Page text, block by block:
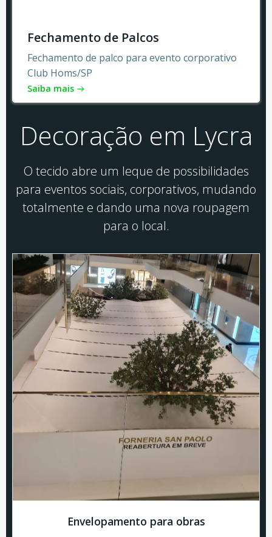
Fechamento de Palcos
Fechamento de palco para evento corporativo
Club Homs/SP
Saiba mais
Decoração em Lycra
O tecido abre um leque de possibilidades
para eventos sociais, corporativos, mudando
totalmente e dando uma nova roupagem
para o local.
Envelopamento para obras